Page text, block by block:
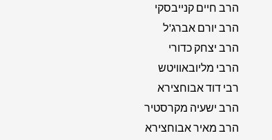
הרב חיים קנייבסקי
הרב יורם אברג'ל
הרב יצחק כדורי
הרבי מליובאוויטש
רבי דוד אבוחצירא
הרב ישעיה מקרסטיר
הרב מאיר אבוחצירא